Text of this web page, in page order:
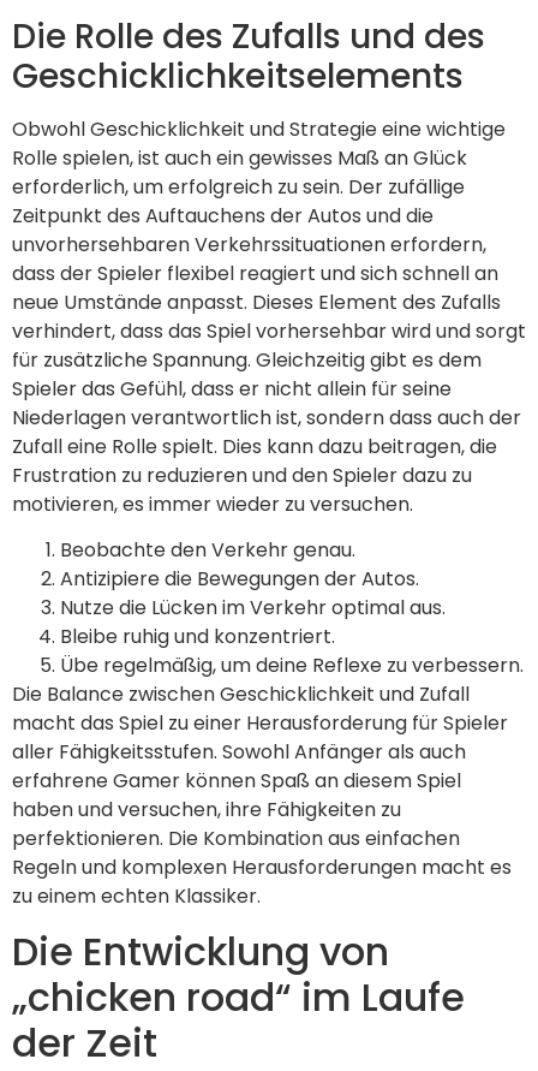
Die Rolle des Zufalls und des
Geschicklichkeitselements
Obwohl Geschicklichkeit und Strategie eine wichtige
Rolle spielen, ist auch ein gewisses Maß an Glück
erforderlich, um erfolgreich zu sein. Der zufällige
Zeitpunkt des Auftauchens der Autos und die
unvorhersehbaren Verkehrssituationen erfordern,
dass der Spieler flexibel reagiert und sich schnell an
neue Umstände anpasst. Dieses Element des Zufalls
verhindert, dass das Spiel vorhersehbar wird und sorgt
für zusätzliche Spannung. Gleichzeitig gibt es dem
Spieler das Gefühl, dass er nicht allein für seine
Niederlagen verantwortlich ist, sondern dass auch der
Zufall eine Rolle spielt. Dies kann dazu beitragen, die
Frustration zu reduzieren und den Spieler dazu zu
motivieren, es immer wieder zu versuchen.
Beobachte den Verkehr genau.
Antizipiere die Bewegungen der Autos.
Nutze die Lücken im Verkehr optimal aus.
Bleibe ruhig und konzentriert.
Übe regelmäßig, um deine Reflexe zu verbessern.
Die Balance zwischen Geschicklichkeit und Zufall
macht das Spiel zu einer Herausforderung für Spieler
aller Fähigkeitsstufen. Sowohl Anfänger als auch
erfahrene Gamer können Spaß an diesem Spiel
haben und versuchen, ihre Fähigkeiten zu
perfektionieren. Die Kombination aus einfachen
Regeln und komplexen Herausforderungen macht es
zu einem echten Klassiker.
Die Entwicklung von
„chicken road“ im Laufe
der Zeit